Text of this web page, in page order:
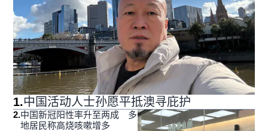
1.中国活动人士孙愿平抵澳寻庇护
2.中国新冠阳性率升至两成 多
地居民称高烧咳嗽增多